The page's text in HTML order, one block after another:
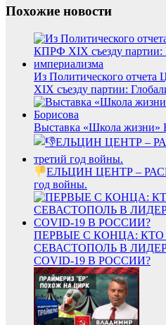
Похожие новости
Из Политического отчета
XIX съезду партии:
Выставка «Школа жизни»
ЕЛЬЦИН ЦЕНТР –
год войны.
ПЕРВЫЕ С КОНЦА: КТО
СЕВАСТОПОЛЬ В
COVID-19 В РОССИИ?